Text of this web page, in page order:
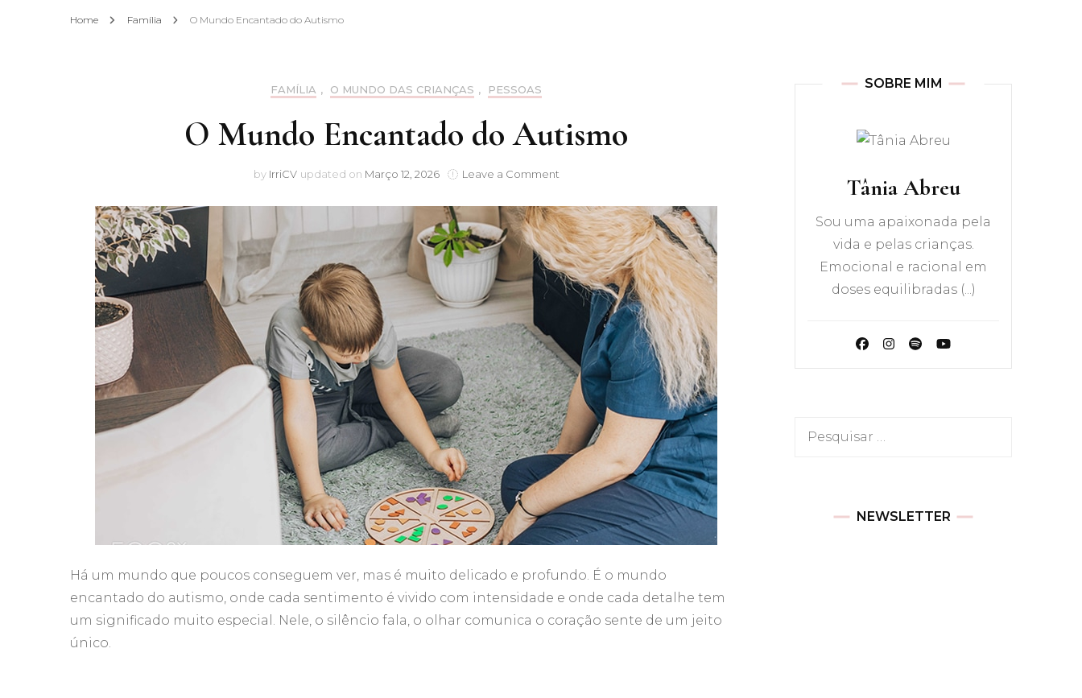
Cheias de Vida
Home Família O Mundo Encantado do Autismo
FAMÍLIA , O MUNDO DAS CRIANÇAS , PESSOAS
O Mundo Encantado do Autismo
by IrriCV updated on Março 12, 2026 Leave a Commenton
Mundo
Encantado
do
Autismo
Há um mundo que poucos conseguem ver, mas é muito delicado e profundo. É o mundo
encantado do autismo, onde cada sentimento é vivido com intensidade e onde cada detalhe tem
um significado muito especial. Nele, o silêncio fala, o olhar comunica o coração sente de um jeito
único.
SOBRE MIM
Tânia Abreu
Sou uma apaixonada pela
vida e pelas crianças.
Emocional e racional em
doses equilibradas (...)
Pesquisar
NEWSLETTER